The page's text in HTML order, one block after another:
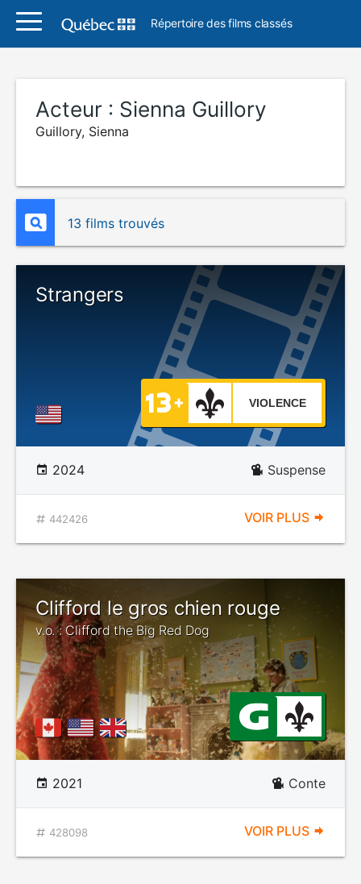
Répertoire des films classés
Acteur : Sienna Guillory
Guillory, Sienna
13 films trouvés
Strangers
VIOLENCE
2024 Suspense
442426 VOIR PLUS
Clifford le gros chien rouge
v.o. : Clifford the Big Red Dog
2021 Conte
428098 VOIR PLUS